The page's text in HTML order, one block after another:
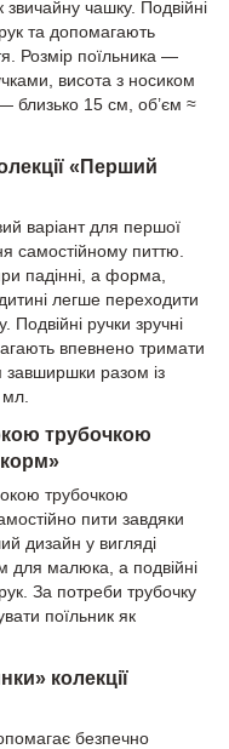
звичайну чашку. Подвійні
та допомагають
Розмір поїльника —
висота з носиком
близько 15 см, об’єм ≈
«Перший
варіант для першої
самостійному питтю.
падінні, а форма,
легше переходити
Подвійні ручки зручні
впевнено тримати
разом із
трубочкою
трубочкою
пити завдяки
дизайн у вигляді
для малюка, а подвійні
За потреби трубочку
поїльник як
колекції
безпечно